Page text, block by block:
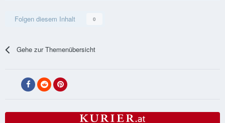
Folgen diesem Inhalt 0
Gehe zur Themenübersicht